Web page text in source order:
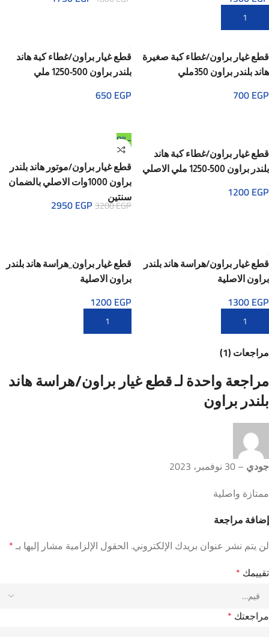
قطع غيار براون/غطاء كبة صغيرة
هاند بلندر براون 350ملي
700EGP
قطع غيار براون/غطاء كبة هاند
بلندر براون 500-1250 ملي
650EGP
قطع غيار براون/غطاء كبة هاند
بلندر براون 500-1250 ملي الاصلي
1200EGP
-8%
قطع غيار براون/موتور هاند بلندر
براون 1000وات الاصلي بالضمان
سنتين
3200EGP
2950EGP
قطع غيار براون/هراسة هاند بلندر
براون الاصلية
1300EGP
قطع غيار براون_هراسة هاند بلندر
براون الاصلية
1200EGP
مراجعات (1)
مراجعة واحدة لـقطع غيار براون/هراسة هاند
بلندر براون
جودي –30 نوفمبر، 2023
ممتازة واصلية
إضافة مراجعة
لن يتم نشر عنوان بريدك الإلكتروني. الحقول الإلزامية مشار إليها بـ*
تقييمك *
مراجعتك *